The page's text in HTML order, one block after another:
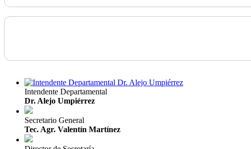
Intendente Departamental
Dr. Alejo Umpiérrez
Secretario General
Tec. Agr. Valentín Martínez